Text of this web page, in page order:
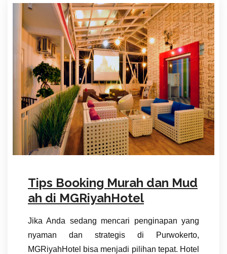
Tips Booking Murah dan Mud
ah di MGRiyahHotel
Jika Anda sedang mencari penginapan yang
nyaman dan strategis di Purwokerto,
MGRiyahHotel bisa menjadi pilihan tepat. Hotel